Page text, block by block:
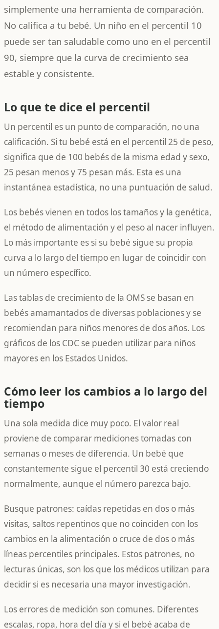
simplemente una herramienta de comparación.
No califica a tu bebé. Un niño en el percentil 10
puede ser tan saludable como uno en el percentil
90, siempre que la curva de crecimiento sea
estable y consistente.
Lo que te dice el percentil
Un percentil es un punto de comparación, no una
calificación. Si tu bebé está en el percentil 25 de peso,
significa que de 100 bebés de la misma edad y sexo,
25 pesan menos y 75 pesan más. Esta es una
instantánea estadística, no una puntuación de salud.
Los bebés vienen en todos los tamaños y la genética,
el método de alimentación y el peso al nacer influyen.
Lo más importante es si su bebé sigue su propia
curva a lo largo del tiempo en lugar de coincidir con
un número específico.
Las tablas de crecimiento de la OMS se basan en
bebés amamantados de diversas poblaciones y se
recomiendan para niños menores de dos años. Los
gráficos de los CDC se pueden utilizar para niños
mayores en los Estados Unidos.
Cómo leer los cambios a lo largo del
tiempo
Una sola medida dice muy poco. El valor real
proviene de comparar mediciones tomadas con
semanas o meses de diferencia. Un bebé que
constantemente sigue el percentil 30 está creciendo
normalmente, aunque el número parezca bajo.
Busque patrones: caídas repetidas en dos o más
visitas, saltos repentinos que no coinciden con los
cambios en la alimentación o cruce de dos o más
líneas percentiles principales. Estos patrones, no
lecturas únicas, son los que los médicos utilizan para
decidir si es necesaria una mayor investigación.
Los errores de medición son comunes. Diferentes
escalas, ropa, hora del día y si el bebé acaba de